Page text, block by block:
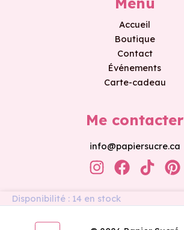
Accueil
Boutique
Contact
Événements
Carte-cadeau
Me contacter
info@papiersucre.ca
Disponibilité : 14 en stock
quantité
de